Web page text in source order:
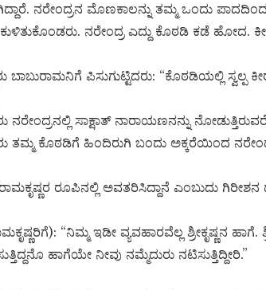
ನರೇಂದ್ರನ ಮೊಣಕಾಲನ್ನು ತಮ್ಮ ಒಂದು ಪಾದದಿಂದ
ನರೇಂದ್ರ ಎದ್ದು ಕೊಠಡಿ ಕಡೆ ಹೋದ.
ಬಾಬುರಾಮನಿಗೆ ಪಿಸುಗುಟ್ಟಿದರು: “ಕೊಠಡಿಯಲ್ಲಿ ಸ್ವಲ್ಪ
ಸಾಕ್ಷಾತ್ ನಾರಾಯಣನನ್ನು
ತಮ್ಮ ಕೊಠಡಿಗೆ ಹಿಂದಿರುಗಿ ಬಂದು ಅಕ್ಕರೆಯಿಂದ
ರೂಪಿನಲ್ಲಿ ಅವತರಿಸಿದ್ದಾನೆ ಎಂಬುದು ಗಿರೀಶನ
“ನಿಮ್ಮ ಇಡೀ ವ್ಯವಹಾರವೆಲ್ಲ ಶ್ರೀಕೃಷ್ಣನ
ಹಾಗೆಯೇ ನೀವು ನಮ್ಮೆದುರು ನಟಿಸುತ್ತಿದ್ದೀರಿ.”